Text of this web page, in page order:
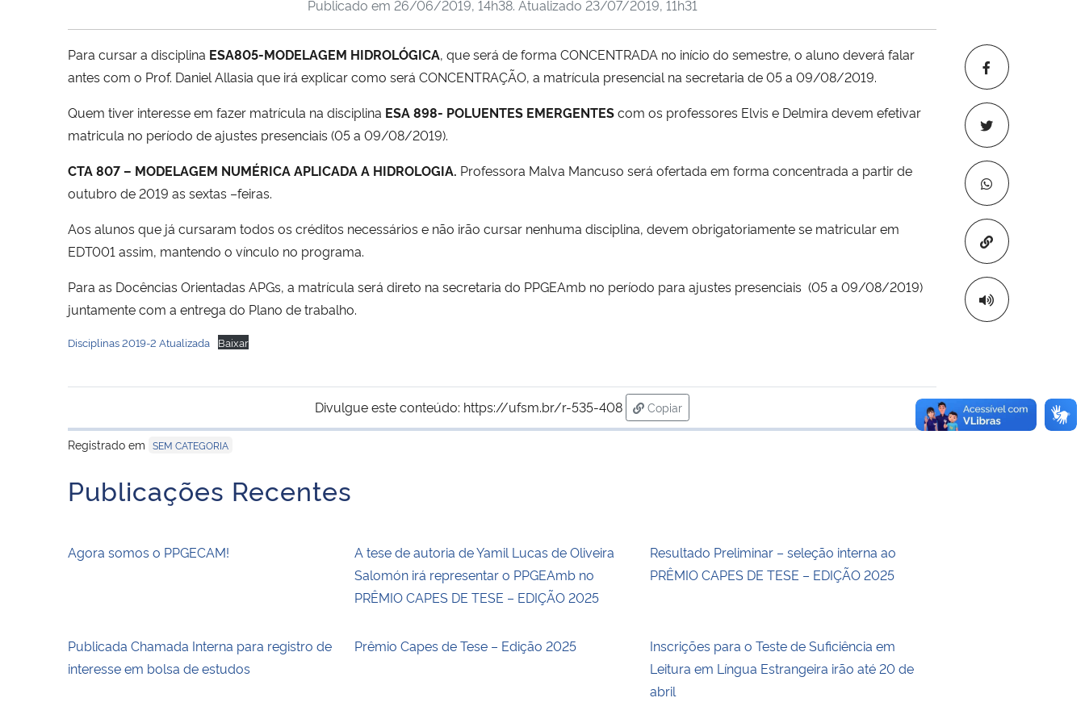
Copiar para
Publicado em 26/06/2019, 14h38. Atualizado 23/07/2019, 11h31
Para cursar a disciplina ESA805-MODELAGEM HIDROLÓGICA, que será de forma CONCENTRADA no início do semestre, o aluno deverá falar
antes com o Prof. Daniel Allasia que irá explicar como será CONCENTRAÇÃO, a matrícula presencial na secretaria de 05 a 09/08/2019.
Quem tiver interesse em fazer matrícula na disciplina ESA 898- POLUENTES EMERGENTEScom os professores Elvis e Delmira devem efetivar
matricula no período de ajustes presenciais (05 a 09/08/2019).
CTA 807 – MODELAGEM NUMÉRICA APLICADA A HIDROLOGIA. Professora Malva Mancuso será ofertada em forma concentrada a partir de
outubro de 2019 as sextas –feiras.
Aos alunos que já cursaram todos os créditos necessários e não irão cursar nenhuma disciplina, devem obrigatoriamente se matricular em
EDT001 assim, mantendo o vínculo no programa.
Para as Docências Orientadas APGs, a matrícula será direto na secretaria do PPGEAmb no período para ajustes presenciais (05 a 09/08/2019)
juntamente com a entrega do Plano de trabalho.
Disciplinas 2019-2 Atualizada Baixar
Divulgue este conteúdo: https://ufsm.br/r-535-408
Copiar
para área de transferência
Registrado em SEM CATEGORIA
Publicações Recentes
Agora somos o PPGECAM!
A tese de autoria de Yamil Lucas de Oliveira
Salomón irá representar o PPGEAmb no
PRÊMIO CAPES DE TESE – EDIÇÃO 2025
Resultado Preliminar – seleção interna ao
PRÊMIO CAPES DE TESE – EDIÇÃO 2025
Publicada Chamada Interna para registro de
interesse em bolsa de estudos
Prêmio Capes de Tese – Edição 2025
Inscrições para o Teste de Suficiência em
Leitura em Língua Estrangeira irão até 20 de
abril